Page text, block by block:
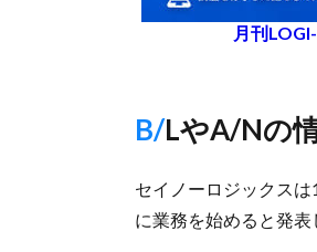
月刊
B/LやA/N
セイノーロジックス
に業務を始めると発表